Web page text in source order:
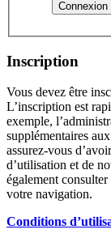
Inscription
Vous devez être
L’inscription est
exemple,
supplémentaires
assurez-vous
d’utilisation et de
également
votre navigation.
Conditions